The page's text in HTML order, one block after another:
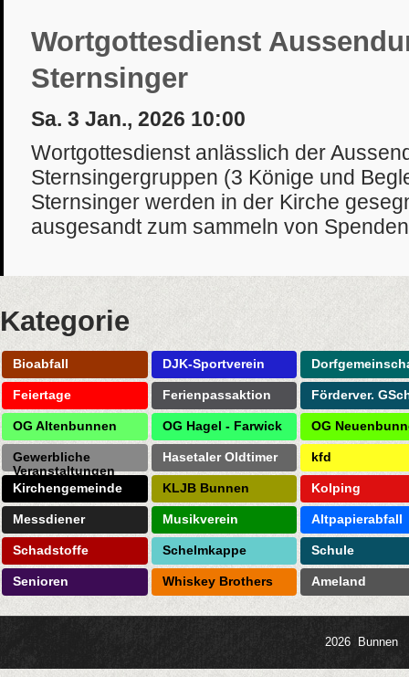
Wortgottesdienst
Sternsinger
Sa. 3 Jan., 2026 10:00
Wortgottesdienst anlässlich der
Sternsingergruppen (3 Könige und
Sternsinger werden in der Kirche
ausgesandt zum sammeln von
Kategorie
Bioabfall DJK-Sportverein
Feiertage Ferienpassaktion Förderver.
OG Altenbunnen OG Hagel - Farwick OG
Gewerbliche
Veranstaltungen
Hasetaler Oldtimer kfd
Kirchengemeinde KLJB Bunnen Kolping
Messdiener Musikverein Altpapierabfall
Schadstoffe Schelmkappe Schule
Senioren Whiskey Brothers Ameland
2026 Bunnen